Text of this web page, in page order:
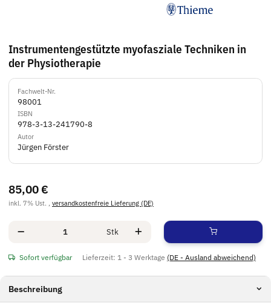
Instrumentengestützte myofasziale Techniken in
der Physiotherapie
Fachwelt-Nr.
98001
ISBN
978-3-13-241790-8
Autor
Jürgen Förster
85,00 €
inkl. 7% Ust. , versandkostenfreie Lieferung (DE)
Stk
Sofort verfügbar Lieferzeit: 1 - 3 Werktage (DE - Ausland abweichend)
Beschreibung